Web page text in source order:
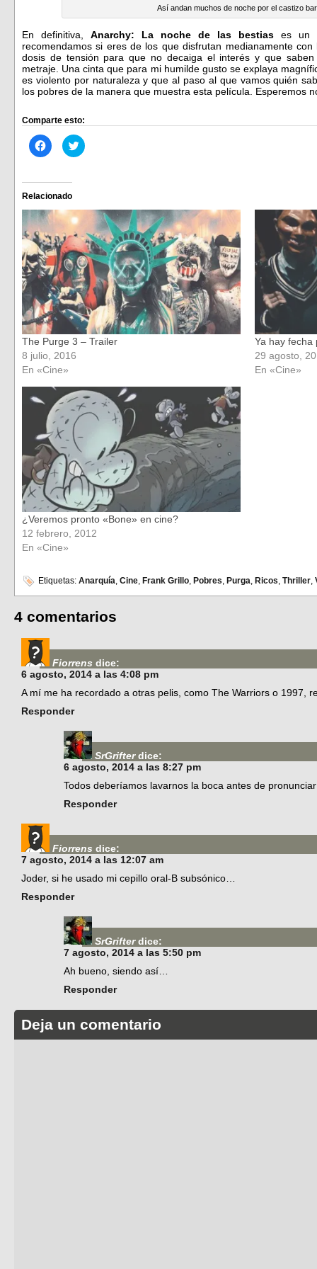
Así andan muchos de noche por el castizo
En definitiva, Anarchy: La noche de las bestias es un
recomendamos si eres de los que disfrutan medianamente
dosis de tensión para que no decaiga el interés y que
metraje. Una cinta que para mi humilde gusto se explaya
es violento por naturaleza y que al paso al que vamos quién
los pobres de la manera que muestra esta película. Esperemos
Comparte esto:
Haz
clic
Facebook
(Se
abre
en
una
ventana
nueva)
Haz
clic
en
ventana
nueva)
Relacionado
The Purge 3 – Trailer
8 julio, 2016
En «Cine»
Ya hay fecha
29 agosto,
En «Cine»
¿Veremos pronto «Bone» en cine?
12 febrero, 2012
En «Cine»
Etiquetas: Anarquía, Cine, Frank Grillo, Pobres, Purga, Ricos, Thriller,
4 comentarios
Fiorrens dice:
6 agosto, 2014 a las 4:08 pm
A mí me ha recordado a otras pelis, como The Warriors o 1997,
Responder
SrGrifter dice:
6 agosto, 2014 a las 8:27 pm
Todos deberíamos lavarnos la boca antes de
Responder
Fiorrens dice:
7 agosto, 2014 a las 12:07 am
Joder, si he usado mi cepillo oral-B subsónico…
Responder
SrGrifter dice:
7 agosto, 2014 a las 5:50 pm
Ah bueno, siendo así…
Responder
Deja un comentario